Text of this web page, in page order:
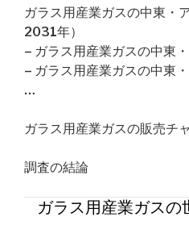
ガラス用産業ガスの中東・
2031年）
– ガラス用産業ガスの中東
– ガラス用産業ガスの中東
…
ガラス用産業ガスの販売チ
調査の結論
ガラス用産業ガス